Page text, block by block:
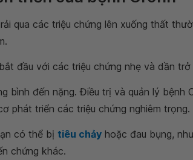
qua các triệu chứng lên xuống thất
đầu với các triệu chứng nhẹ và dần trở
bình đến nặng. Điều trị và quản lý bệnh
phát triển các triệu chứng nghiêm trọng.
có thể bị tiêu chảy hoặc đau bụng,
chứng khác.